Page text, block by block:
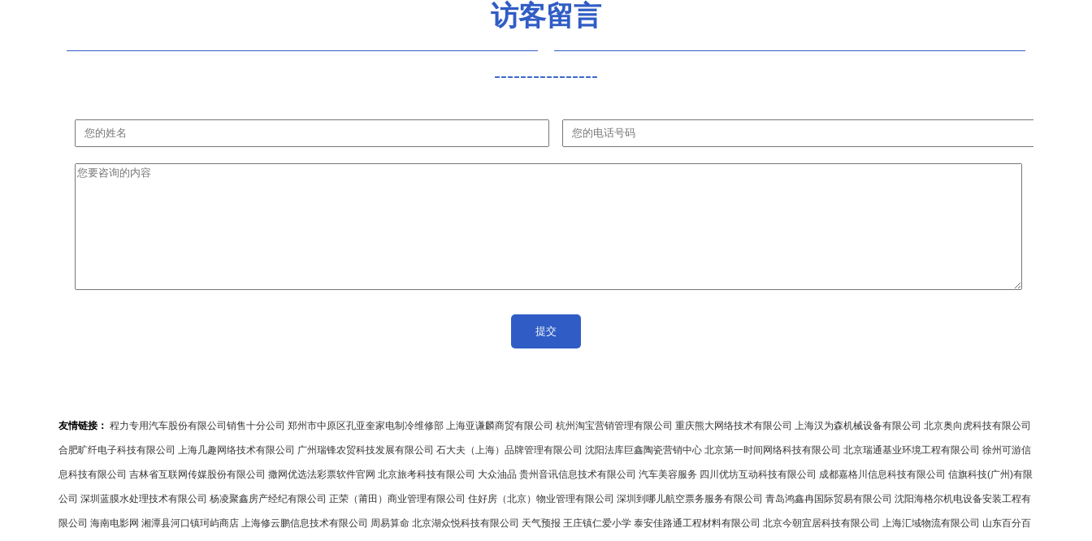
访客留言
----------------
友情链接： 程力专用汽车股份有限公司销售十分公司 郑州市中原区孔亚奎家电制冷维修部 上海亚谦麟商贸有限公司 杭州淘宝营销管理有限公司 重庆熊大网络技术有限公司 上海汉为森机械设备有限公司 北京奥向虎科技有限公司
合肥旷纤电子科技有限公司 上海几趣网络技术有限公司 广州瑞锋农贸科技发展有限公司 石大夫（上海）品牌管理有限公司 沈阳法库巨鑫陶瓷营销中心 北京第一时间网络科技有限公司 北京瑞通基业环境工程有限公司 徐州可游信
息科技有限公司 吉林省互联网传媒股份有限公司 撒网优选法彩票软件官网 北京旅考科技有限公司 大众油品 贵州音讯信息技术有限公司 汽车美容服务 四川优坊互动科技有限公司 成都嘉格川信息科技有限公司 信旗科技(广州)有限
公司 深圳蓝膜水处理技术有限公司 杨凌聚鑫房产经纪有限公司 正荣（莆田）商业管理有限公司 住好房（北京）物业管理有限公司 深圳到哪儿航空票务服务有限公司 青岛鸿鑫冉国际贸易有限公司 沈阳海格尔机电设备安装工程有
限公司 海南电影网 湘潭县河口镇珂屿商店 上海修云鹏信息技术有限公司 周易算命 北京湖众悦科技有限公司 天气预报 王庄镇仁爱小学 泰安佳路通工程材料有限公司 北京今朝宜居科技有限公司 上海汇域物流有限公司 山东百分百